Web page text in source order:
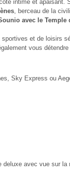
intime et
, berceau de la
avec le Temple
et de loisirs
vous
Sky Express ou
deluxe avec vue sur la